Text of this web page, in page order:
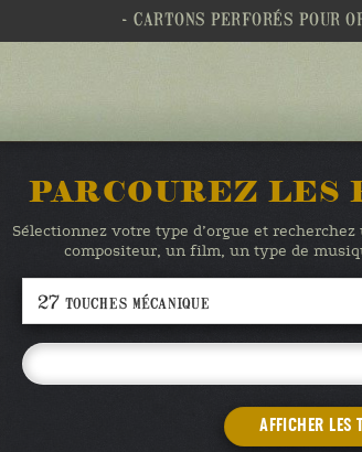
- CARTONS PERFORÉS POUR
PARCOUREZ LES
Sélectionnez votre type d’orgue et
compositeur, un film, un type de
AFFICHER LES